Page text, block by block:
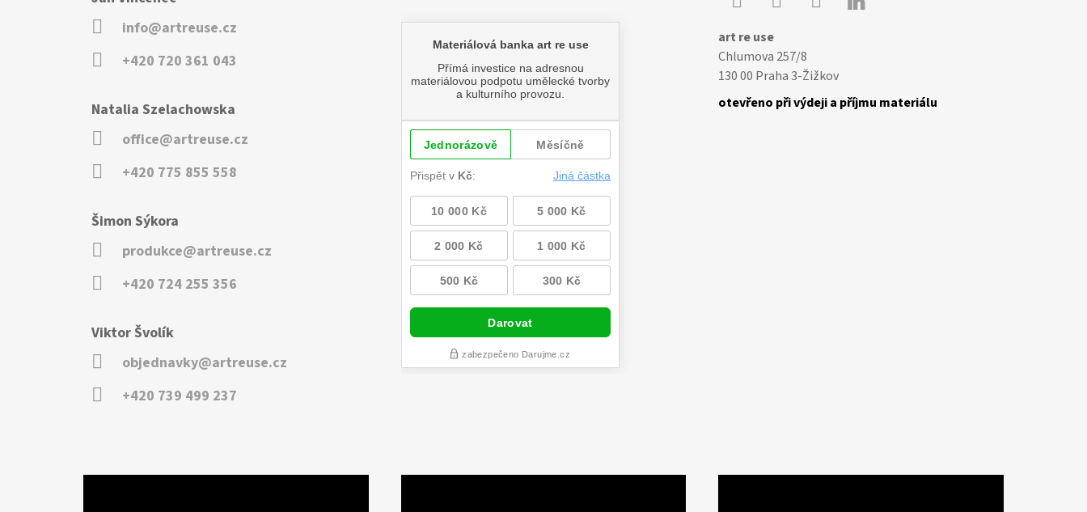
info@artreuse.cz
+420 720 361 043
Natalia Szelachowska
office@artreuse.cz
+420 775 855 558
Šimon Sýkora
produkce@artreuse.cz
+420 724 255 356
Viktor Švolík
objednavky@artreuse.cz
+420 739 499 237
art re use
Chlumova 257/8
130 00 Praha 3-Žižkov
otevřeno při výdeji a příjmu materiálu